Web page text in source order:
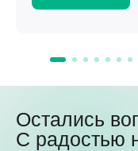
Остались
С радостью